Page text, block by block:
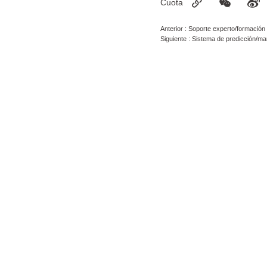
Cuota
Anterior : Soporte experto/formación
Siguiente : Sistema de predicción/